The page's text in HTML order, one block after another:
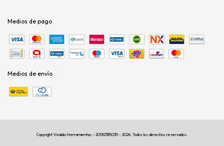
Medios de pago
Medios de envío
Copyright Vivalda Herramientas - 20182385035 - 2026. Todos los derechos reservados.